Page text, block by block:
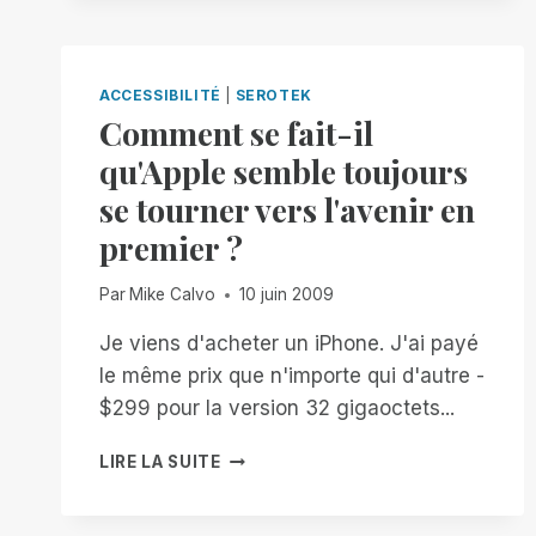
ACCESSIBILITÉ SEROTEK
Comment se fait-il
qu'Apple semble toujours
se tourner vers l'avenir en
premier ?
Par Mike Calvo 10 juin 2009
Je viens d'acheter un iPhone. J'ai payé
le même prix que n'importe qui d'autre -
$299 pour la version 32 gigaoctets...
LIRE LA SUITECOMMENT